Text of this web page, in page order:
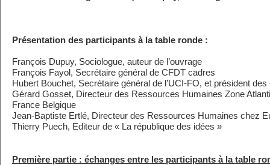
Présentation des participants à la table ronde :
François Dupuy, Sociologue, auteur de l’ouvrage
François Fayol, Secrétaire général de CFDT cadres
Hubert Bouchet, Secrétaire général de l’UCI-FO, et président
Gérard Gosset, Directeur des Ressources Humaines Zone
France Belgique
Jean-Baptiste Ertlé, Directeur des Ressources Humaines chez
Thierry Puech, Editeur de « La république des idées »
Première partie : échanges entre les participants à la table